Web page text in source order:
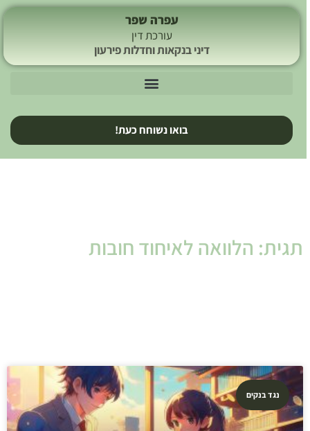
עפרה שפר
עורכת דין
דיני בנקאות וחדלות פירעון
בואו נשוחח כעת!
תגית: הלוואה לאיחוד חובות
נגד בנקים